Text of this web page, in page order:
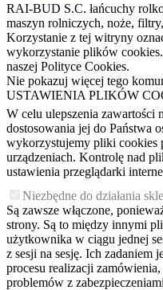
RAI-BUD S.C. łańcuchy
maszyn rolniczych, noże,
Korzystanie z tej witryny
wykorzystanie plików
naszej Polityce Cookies.
Nie pokazuj więcej tego
USTAWIENIA PLIKÓW
W celu ulepszenia zawartości
dostosowania jej do Państwa
wykorzystujemy pliki cookies
urządzeniach. Kontrolę nad
ustawienia przeglądarki
Niezbędne do działania
Są zawsze włączone,
strony. Są to między innymi
użytkownika w ciągu jednej
z sesji na sesję. Ich zadaniem
procesu realizacji
problemów z